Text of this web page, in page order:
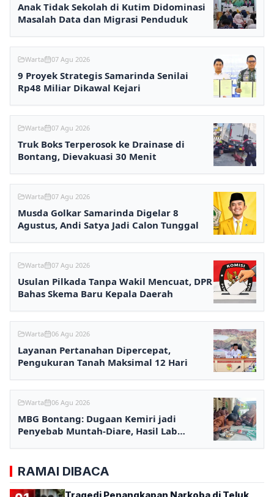
Anak Tidak Sekolah di Kutim Didominasi
Masalah Data dan Migrasi Penduduk
Warta 07 Agu 2026
9 Proyek Strategis Samarinda Senilai
Rp48 Miliar Dikawal Kejari
Warta 07 Agu 2026
Truk Boks Terperosok ke Drainase di
Bontang, Dievakuasi 30 Menit
Warta 07 Agu 2026
Musda Golkar Samarinda Digelar 8
Agustus, Andi Satya Jadi Calon Tunggal
Warta 07 Agu 2026
Usulan Pilkada Tanpa Wakil Mencuat, DPR
Bahas Skema Baru Kepala Daerah
Warta 06 Agu 2026
Layanan Pertanahan Dipercepat,
Pengukuran Tanah Maksimal 12 Hari
Warta 06 Agu 2026
MBG Bontang: Dugaan Kemiri jadi
Penyebab Muntah-Diare, Hasil Lab
RAMAI DIBACA